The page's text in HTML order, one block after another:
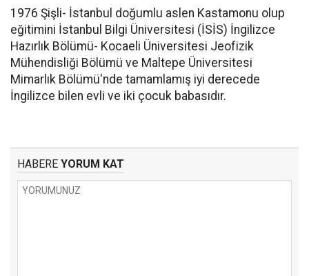
1976 Şişli- İstanbul doğumlu aslen Kastamonu olup
eğitimini İstanbul Bilgi Üniversitesi (İSİS) İngilizce
Hazırlık Bölümü- Kocaeli Üniversitesi Jeofizik
Mühendisliği Bölümü ve Maltepe Üniversitesi
Mimarlık Bölümü'nde tamamlamış iyi derecede
İngilizce bilen evli ve iki çocuk babasıdır.
HABERE YORUM KAT